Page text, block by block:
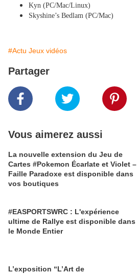
Kyn (PC/Mac/Linux)
Skyshine’s Bedlam (PC/Mac)
#Actu Jeux vidéos
Partager
Vous aimerez aussi
La nouvelle extension du Jeu de
Cartes #Pokemon Écarlate et Violet –
Faille Paradoxe est disponible dans
vos boutiques
#EASPORTSWRC : L'expérience
ultime de Rallye est disponible dans
le Monde Entier
L’exposition “L’Art de